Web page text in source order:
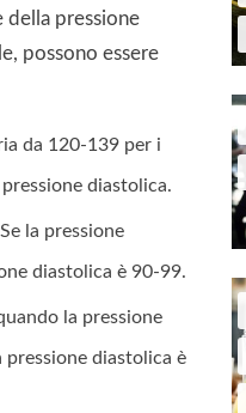
della pressione
possono essere
da 120-139 per i
diastolica.
Se la pressione
diastolica è 90-99.
la pressione
diastolica è